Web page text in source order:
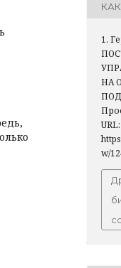
1.
НА
URL:
w/